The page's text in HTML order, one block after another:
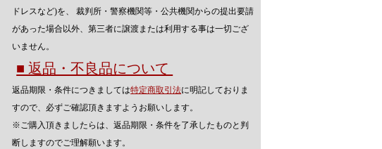
ドレスなど)を、 裁判所・警察機関等・公共機関からの提出要請
があった場合以外、第三者に譲渡または利用する事は一切ござ
いません。
■ 返品・不良品について
返品期限・条件につきましては特定商取引法に明記しておりま
すので、必ずご確認頂きますようお願いします。
※ご購入頂きましたらは、返品期限・条件を了承したものと判
断しますのでご理解願います。